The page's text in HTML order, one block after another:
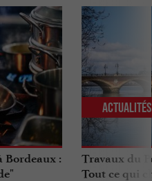
Bordeaux :
Travaux du
Tout ce qui
Actualités